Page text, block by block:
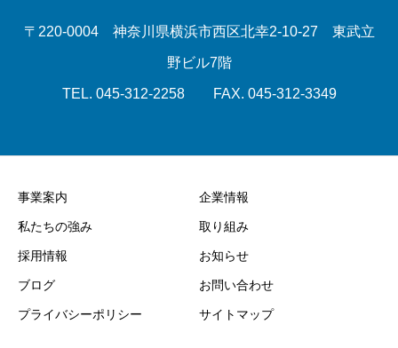
〒220-0004 神奈川県横浜市西区北幸2-10-27 東武立
野ビル7階
TEL. 045-312-2258 FAX. 045-312-3349
事業案内 企業情報
私たちの強み 取り組み
採用情報 お知らせ
ブログ お問い合わせ
プライバシーポリシー サイトマップ